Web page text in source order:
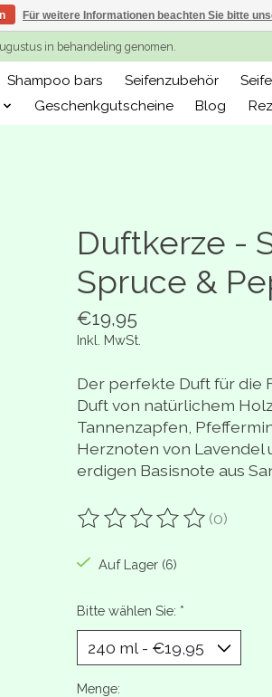
in behandeling genomen.
Shampoo bars Seifenzubehör
Geschenkgutscheine Blog
Duftkerze -
Spruce &
€19,95
Inkl. MwSt.
Der perfekte Duft für die
Duft von natürlichem
Tannenzapfen,
Herznoten von Lavendel
erdigen Basisnote aus
Die Bewertung dieses
(0)
Auf Lager (6)
Bitte wählen Sie: *
Menge:
Für weitere Informationen beachten Sie bitte